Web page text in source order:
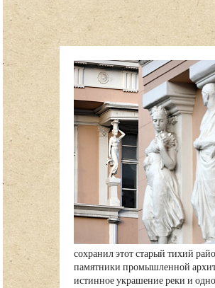
сохранил этот старый тихий
памятники промышленной
истинное украшение реки и